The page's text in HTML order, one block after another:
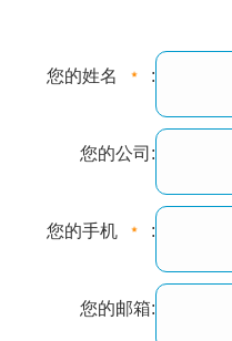
您的姓名 :
您的公司:
您的手机 :
您的邮箱: